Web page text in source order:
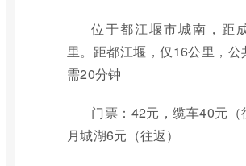
位于都江堰市城南，距
里。距都江堰，仅16公里，公
需20分钟
门票：42元，缆车40元（
月城湖6元（往返）